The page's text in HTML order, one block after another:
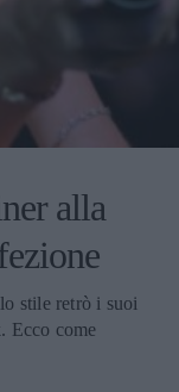
alla
stile retrò i suoi
Ecco come